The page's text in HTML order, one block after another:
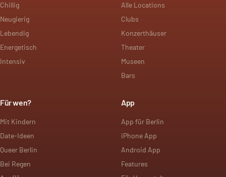
Chillig
Neugierig
Lebendig
Energetisch
Intensiv
Alle Locations
Clubs
Konzerthäuser
Theater
Museen
Bars
Für wen?
Mit Kindern
Date-Ideen
Queer Berlin
Bei Regen
App
App für Berlin
iPhone App
Android App
Features